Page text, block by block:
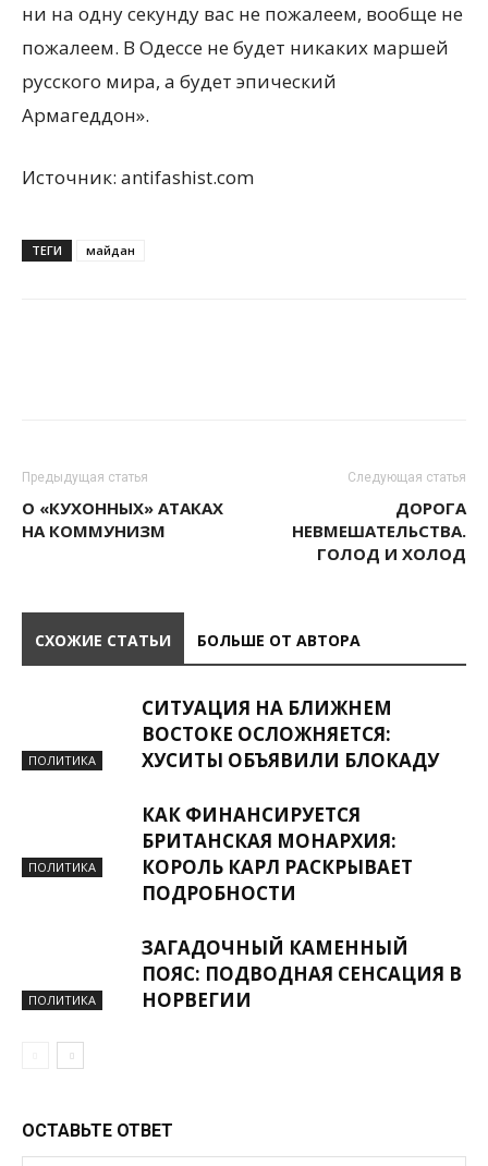
ни на одну секунду вас не пожалеем, вообще не
пожалеем. В Одессе не будет никаких маршей
русского мира, а будет эпический
Армагеддон».
Источник: antifashist.com
ТЕГИ майдан
Предыдущая статья
О «КУХОННЫХ» АТАКАХ
НА КОММУНИЗМ
Следующая статья
ДОРОГА
НЕВМЕШАТЕЛЬСТВА.
ГОЛОД И ХОЛОД
СХОЖИЕ СТАТЬИ БОЛЬШЕ ОТ АВТОРА
ПОЛИТИКА
СИТУАЦИЯ НА БЛИЖНЕМ
ВОСТОКЕ ОСЛОЖНЯЕТСЯ:
ХУСИТЫ ОБЪЯВИЛИ БЛОКАДУ
ПОЛИТИКА
КАК ФИНАНСИРУЕТСЯ
БРИТАНСКАЯ МОНАРХИЯ:
КОРОЛЬ КАРЛ РАСКРЫВАЕТ
ПОДРОБНОСТИ
ПОЛИТИКА
ЗАГАДОЧНЫЙ КАМЕННЫЙ
ПОЯС: ПОДВОДНАЯ СЕНСАЦИЯ В
НОРВЕГИИ
ОСТАВЬТЕ ОТВЕТ